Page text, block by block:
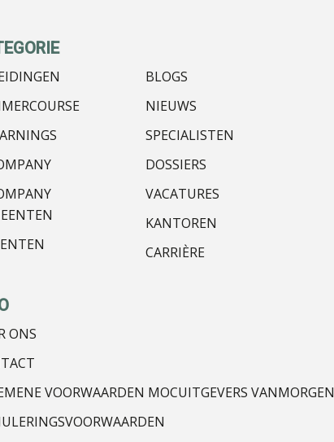
BLOGS
NIEUWS
SPECIALISTEN
DOSSIERS
VACATURES
KANTOREN
CARRIÈRE
ONS
VOORWAARDEN MOCUITGEVERS VANMORGEN